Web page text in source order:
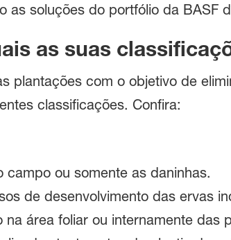
soluções do portfólio da BASF
as suas
plantações com o objetivo de
classificações. Confira:
campo ou somente as daninhas.
de desenvolvimento das ervas
área foliar ou internamente das